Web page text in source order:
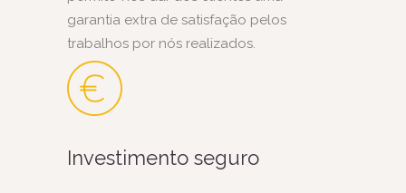
garantia extra de satisfação pelos
trabalhos por nós realizados.
Investimento seguro